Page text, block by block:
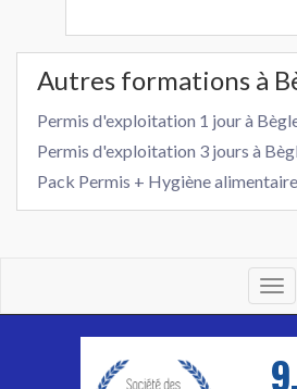
Autres formations à
Permis d'exploitation 1 jour à
Permis d'exploitation 3 jours à
Pack Permis + Hygiène